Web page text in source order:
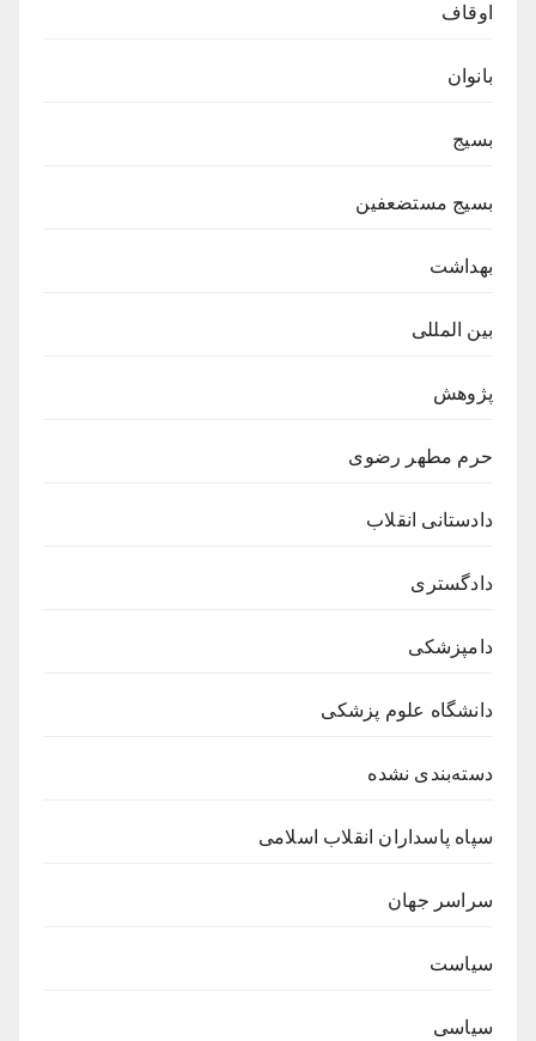
اوقاف
بانوان
بسیج
بسیج مستضعفین
بهداشت
بین المللی
پژوهش
حرم مطهر رضوی
دادستانی انقلاب
دادگستری
دامپزشکی
دانشگاه علوم پزشکی
دسته‌بندی نشده
سپاه پاسداران انقلاب اسلامی
سراسر جهان
سیاست
سیاسی